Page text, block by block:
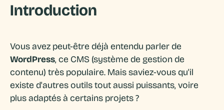
Introduction
Vous avez peut-être déjà entendu parler de
WordPress, ce CMS (système de gestion de
contenu) très populaire. Mais saviez-vous qu'il
existe d'autres outils tout aussi puissants, voire
plus adaptés à certains projets ?